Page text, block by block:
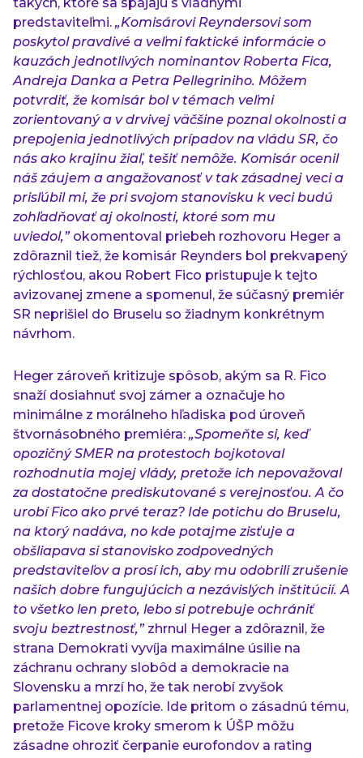
predstaviteľmi. „Komisárovi Reyndersovi som
poskytol pravdivé a veľmi faktické informácie o
kauzách jednotlivých nominantov Roberta Fica,
Andreja Danka a Petra Pellegriniho. Môžem
potvrdiť, že komisár bol v témach veľmi
zorientovaný a v drvivej väčšine poznal okolnosti a
prepojenia jednotlivých prípadov na vládu SR, čo
nás ako krajinu žiaľ, tešiť nemôže. Komisár ocenil
náš záujem a angažovanosť v tak zásadnej veci a
prisľúbil mi, že pri svojom stanovisku k veci budú
zohľadňovať aj okolnosti, ktoré som mu
uviedol,” okomentoval priebeh rozhovoru Heger a
zdôraznil tiež, že komisár Reynders bol prekvapený
rýchlosťou, akou Robert Fico pristupuje k tejto
avizovanej zmene a spomenul, že súčasný premiér
SR neprišiel do Bruselu so žiadnym konkrétnym
návrhom.
Heger zároveň kritizuje spôsob, akým sa R. Fico
snaží dosiahnuť svoj zámer a označuje ho
minimálne z morálneho hľadiska pod úroveň
štvornásobného premiéra: „Spomeňte si, keď
opozičný SMER na protestoch bojkotoval
rozhodnutia mojej vlády, pretože ich nepovažoval
za dostatočne prediskutované s verejnosťou. A čo
urobí Fico ako prvé teraz? Ide potichu do Bruselu,
na ktorý nadáva, no kde potajme zisťuje a
obšliapava si stanovisko zodpovedných
predstaviteľov a prosí ich, aby mu odobrili zrušenie
našich dobre fungujúcich a nezávislých inštitúcií. A
to všetko len preto, lebo si potrebuje ochrániť
svoju beztrestnosť,”zhrnul Heger a zdôraznil, že
strana Demokrati vyvíja maximálne úsilie na
záchranu ochrany slobôd a demokracie na
Slovensku a mrzí ho, že tak nerobí zvyšok
parlamentnej opozície. Ide pritom o zásadnú tému,
pretože Ficove kroky smerom k ÚŠP môžu
zásadne ohroziť čerpanie eurofondov a rating